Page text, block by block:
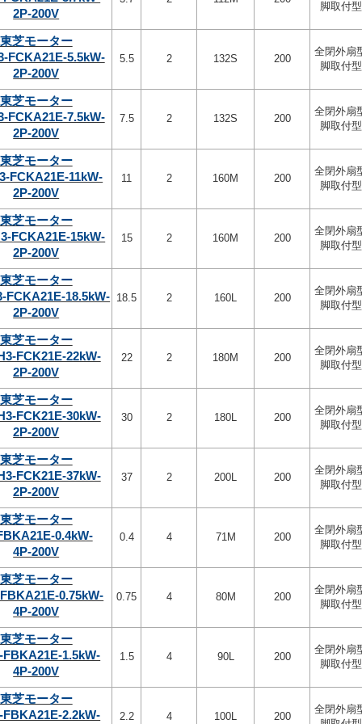
2P-200V
脚取付型
東芝モーター
FCKA21E-5.5kW-
2P-200V
5.5 2 132S 200
全閉外扇
脚取付型
東芝モーター
FCKA21E-7.5kW-
2P-200V
7.5 2 132S 200
全閉外扇
脚取付型
東芝モーター
FCKA21E-11kW-
2P-200V
11 2 160M 200
全閉外扇
脚取付型
東芝モーター
FCKA21E-15kW-
2P-200V
15 2 160M 200
全閉外扇
脚取付型
東芝モーター
FCKA21E-18.5kW-
2P-200V
18.5 2 160L 200
全閉外扇
脚取付型
東芝モーター
FCK21E-22kW-
2P-200V
22 2 180M 200
全閉外扇
脚取付型
東芝モーター
FCK21E-30kW-
2P-200V
30 2 180L 200
全閉外扇
脚取付型
東芝モーター
FCK21E-37kW-
2P-200V
37 2 200L 200
全閉外扇
脚取付型
東芝モーター
0.4kW-
4P-200V
0.4 4 71M 200
全閉外扇
脚取付型
東芝モーター
0.75kW-
4P-200V
0.75 4 80M 200
全閉外扇
脚取付型
東芝モーター
FBKA21E-1.5kW-
4P-200V
1.5 4 90L 200
全閉外扇
脚取付型
東芝モーター
FBKA21E-2.2kW-
2.2 4 100L 200
全閉外扇